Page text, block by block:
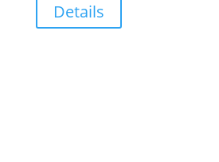
Details